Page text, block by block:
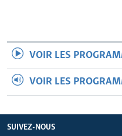
VOIR LES
VOIR LES
SUIVEZ-NOUS